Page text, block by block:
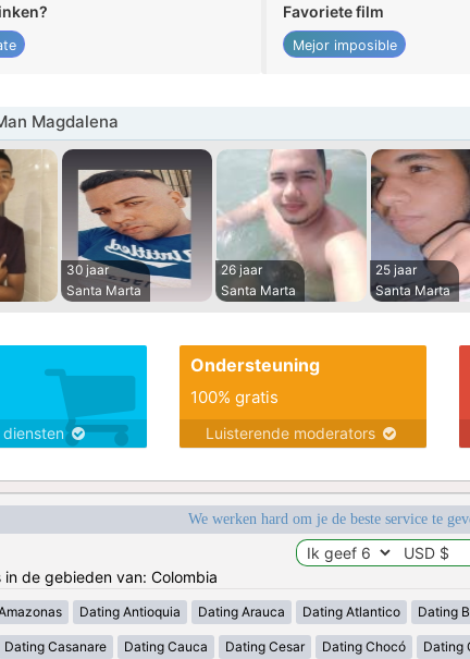
Favoriete film
Mejor imposible
Magdalena
30 jaar
Santa Marta
26 jaar
Santa Marta
25 jaar
Santa Marta
diensten
Ondersteuning
100% gratis
Luisterende moderators
We werken hard om je de beste service te
in de gebieden van: Colombia
Dating Antioquia Dating Arauca Dating Atlantico Dating
Dating Casanare Dating Cauca Dating Cesar Dating Chocó Dating